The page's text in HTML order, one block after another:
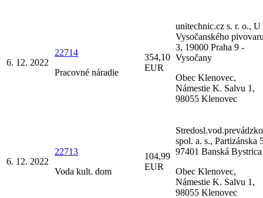
6. 12. 2022
22714
Pracovné náradie
354,10
EUR
unitechnic.cz s. r. o., U
Vysočanského
3, 19000 Praha 9 -
Vysočany
Obec Klenovec,
Námestie K. Salvu 1,
98055 Klenovec
6. 12. 2022
22713
Voda kult. dom
104,99
EUR
spol. a. s., Partizánska
97401 Banská Bystrica
Obec Klenovec,
Námestie K. Salvu 1,
98055 Klenovec